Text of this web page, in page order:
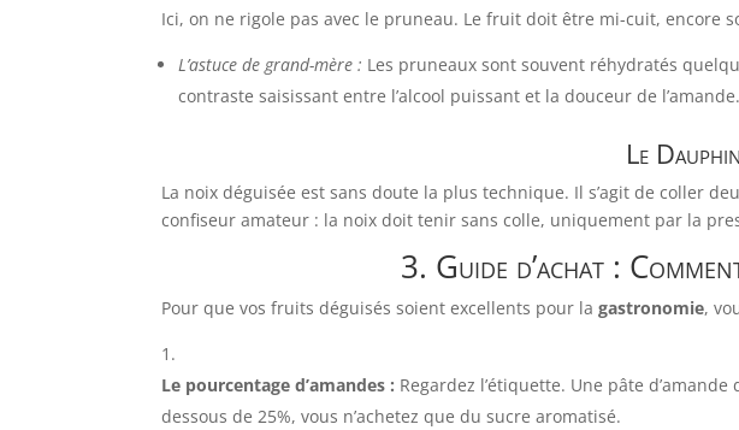
Ici, on ne rigole pas avec le pruneau. Le fruit doit être mi-cuit, encore
L’astuce de grand-mère : Les pruneaux sont souvent réhydratés
contraste saisissant entre l’alcool puissant et la douceur de l’amande.
Le
La noix déguisée est sans doute la plus technique. Il s’agit de coller
confiseur amateur : la noix doit tenir sans colle, uniquement par la
3. Guide d’achat :
Pour que vos fruits déguisés soient excellents pour lagastronomie,
Le pourcentage d’amandes : Regardez l’étiquette. Une pâte
dessous de 25%, vous n’achetez que du sucre aromatisé.